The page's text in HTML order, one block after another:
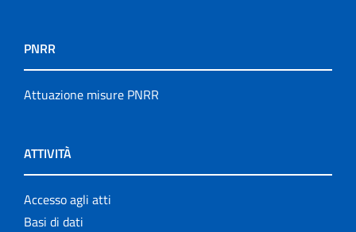
PNRR
Attuazione misure PNRR
ATTIVITÀ
Accesso agli atti
Basi di dati